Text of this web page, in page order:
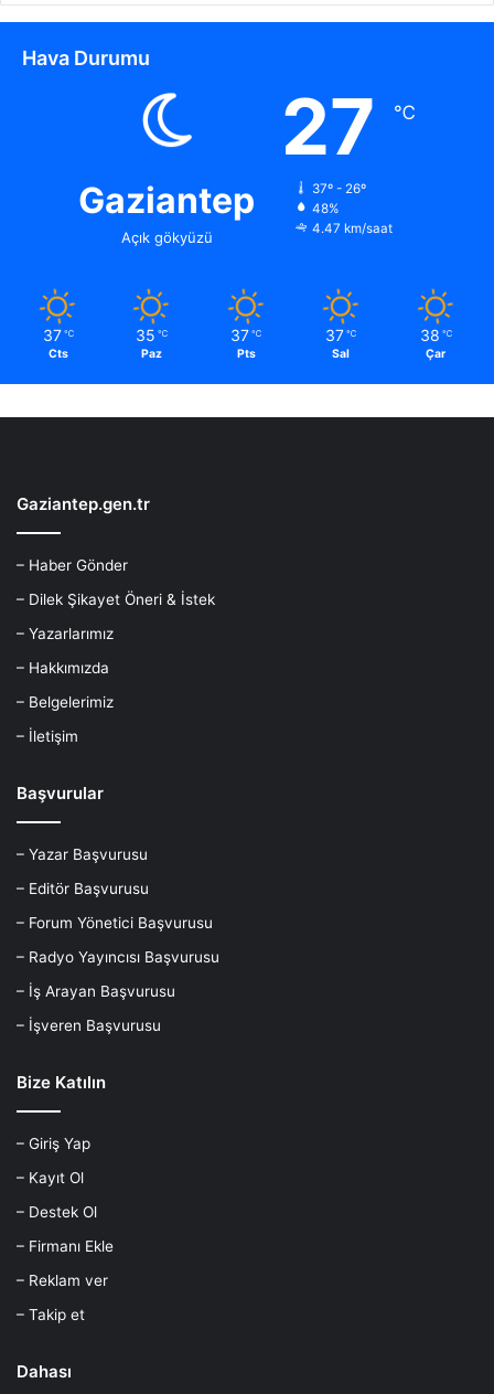
Hava Durumu
Gaziantep
Açık gökyüzü
27 ℃
37º - 26º
48%
4.47 km/saat
37 ℃
Cts
35 ℃
Paz
37 ℃
Pts
37 ℃
Sal
38 ℃
Çar
Gaziantep.gen.tr
– Haber Gönder
– Dilek Şikayet Öneri & İstek
– Yazarlarımız
– Hakkımızda
– Belgelerimiz
– İletişim
Başvurular
– Yazar Başvurusu
– Editör Başvurusu
– Forum Yönetici Başvurusu
– Radyo Yayıncısı Başvurusu
– İş Arayan Başvurusu
– İşveren Başvurusu
Bize Katılın
– Giriş Yap
– Kayıt Ol
– Destek Ol
– Firmanı Ekle
– Reklam ver
– Takip et
Dahası